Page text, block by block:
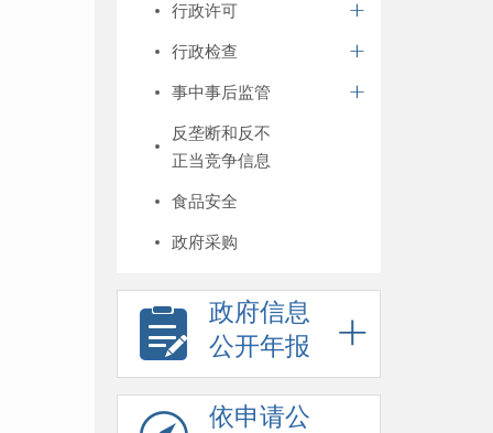
行政许可
行政检查
事中事后监管
反垄断和反不
正当竞争信息
食品安全
政府采购
政府信息
公开年报
依申请公